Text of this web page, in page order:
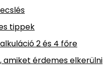
tippek
2 és 4 főre
amiket érdemes elkerülni